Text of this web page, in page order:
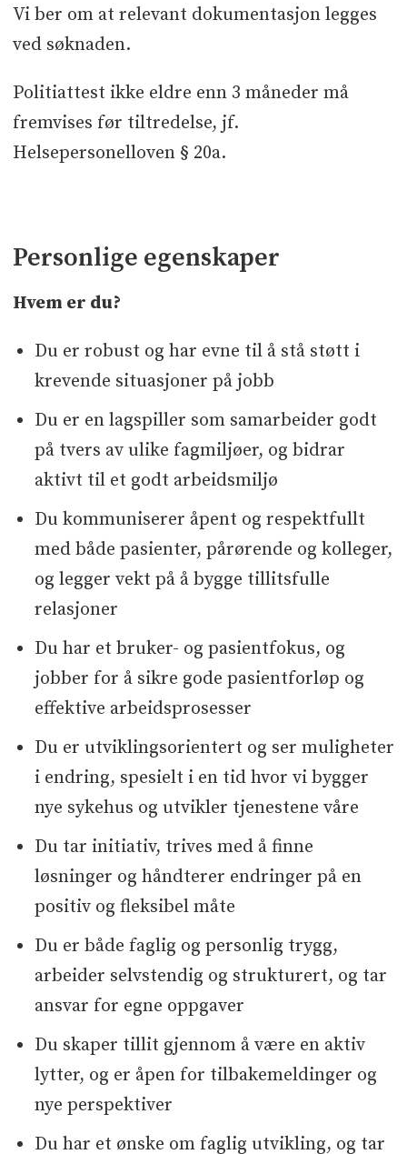
Vi ber om at relevant dokumentasjon legges
ved søknaden.
Politiattest ikke eldre enn 3 måneder må
fremvises før tiltredelse, jf.
Helsepersonelloven § 20a.
Personlige egenskaper
Hvem er du?
Du er robust og har evne til å stå støtt i
krevende situasjoner på jobb
Du er en lagspiller som samarbeider godt
på tvers av ulike fagmiljøer, og bidrar
aktivt til et godt arbeidsmiljø
Du kommuniserer åpent og respektfullt
med både pasienter, pårørende og kolleger,
og legger vekt på å bygge tillitsfulle
relasjoner
Du har et bruker- og pasientfokus, og
jobber for å sikre gode pasientforløp og
effektive arbeidsprosesser
Du er utviklingsorientert og ser muligheter
i endring, spesielt i en tid hvor vi bygger
nye sykehus og utvikler tjenestene våre
Du tar initiativ, trives med å finne
løsninger og håndterer endringer på en
positiv og fleksibel måte
Du er både faglig og personlig trygg,
arbeider selvstendig og strukturert, og tar
ansvar for egne oppgaver
Du skaper tillit gjennom å være en aktiv
lytter, og er åpen for tilbakemeldinger og
nye perspektiver
Du har et ønske om faglig utvikling, og tar